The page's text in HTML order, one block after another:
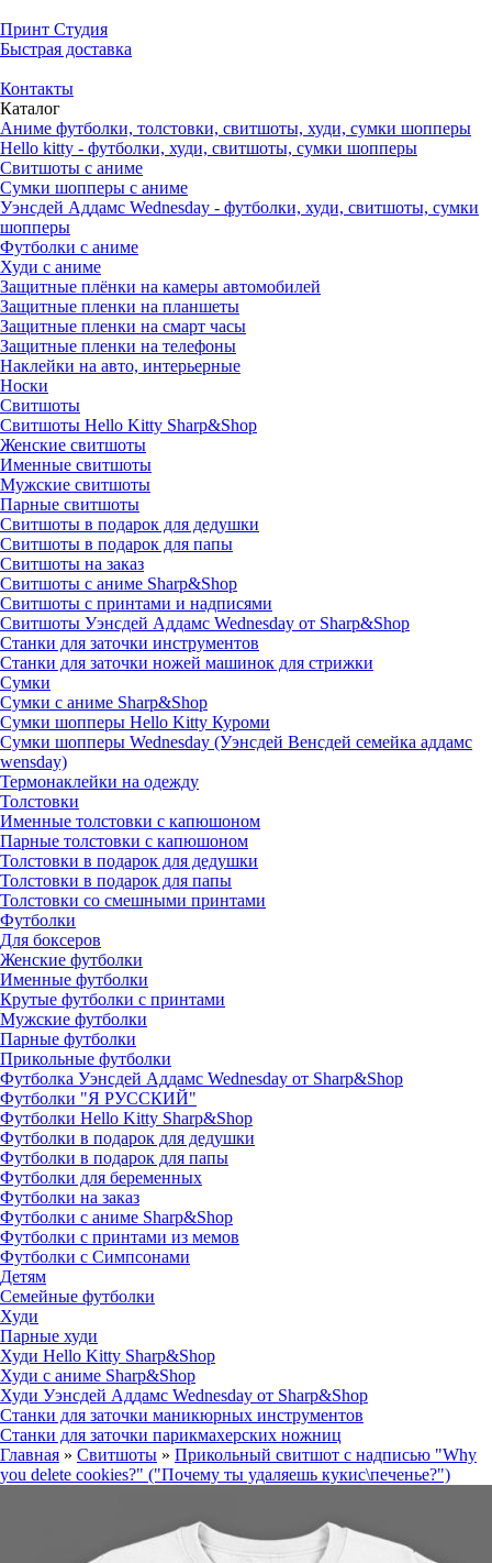
Принт Студия
Быстрая доставка
Контакты
Каталог
Аниме футболки, толстовки, свитшоты, худи, сумки шопперы
Hello kitty - футболки, худи, свитшоты, сумки шопперы
Свитшоты с аниме
Сумки шопперы с аниме
Уэнсдей Аддамс Wednesday - футболки, худи, свитшоты, сумки
шопперы
Футболки с аниме
Худи с аниме
Защитные плёнки на камеры автомобилей
Защитные пленки на планшеты
Защитные пленки на смарт часы
Защитные пленки на телефоны
Наклейки на авто, интерьерные
Носки
Свитшоты
Cвитшоты Hello Kitty Sharp&Shop
Женские свитшоты
Именные свитшоты
Мужские свитшоты
Парные свитшоты
Свитшоты в подарок для дедушки
Свитшоты в подарок для папы
Свитшоты на заказ
Свитшоты с аниме Sharp&Shop
Свитшоты с принтами и надписями
Свитшоты Уэнсдей Аддамс Wednesday от Sharp&Shop
Станки для заточки инструментов
Станки для заточки ножей машинок для стрижки
Сумки
Сумки с аниме Sharp&Shop
Сумки шопперы Hello Kitty Куроми
Сумки шопперы Wednesday (Уэнсдей Венсдей семейка аддамс
wensday)
Термонаклейки на одежду
Толстовки
Именные толстовки с капюшоном
Парные толстовки с капюшоном
Толстовки в подарок для дедушки
Толстовки в подарок для папы
Толстовки со смешными принтами
Футболки
Для боксеров
Женские футболки
Именные футболки
Крутые футболки с принтами
Мужские футболки
Парные футболки
Прикольные футболки
Футболка Уэнсдей Аддамс Wednesday от Sharp&Shop
Футболки "Я РУССКИЙ"
Футболки Hello Kitty Sharp&Shop
Футболки в подарок для дедушки
Футболки в подарок для папы
Футболки для беременных
Футболки на заказ
Футболки с аниме Sharp&Shop
Футболки с принтами из мемов
Футболки с Симпсонами
Детям
Семейные футболки
Худи
Парные худи
Худи Hello Kitty Sharp&Shop
Худи с аниме Sharp&Shop
Худи Уэнсдей Аддамс Wednesday от Sharp&Shop
Станки для заточки маникюрных инструментов
Станки для заточки парикмахерских ножниц
Главная » Свитшоты » Прикольный свитшот с надписью "Why
you delete cookies?" ("Почему ты удаляешь кукис\печенье?")